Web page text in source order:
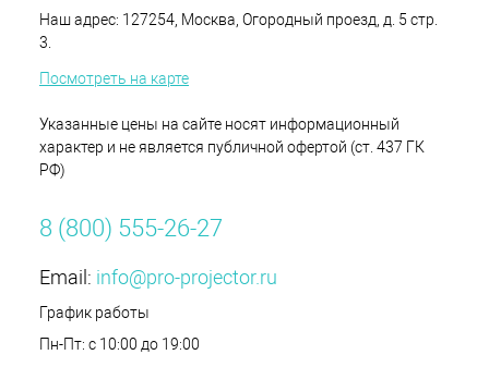
Наш адрес: 127254, Москва, Огородный проезд, д. 5 стр.
3.
Посмотреть на карте
Указанные цены на сайте носят информационный
характер и не является публичной офертой (ст. 437 ГК
РФ)
8 (800) 555-26-27
Email: info@pro-projector.ru
График работы
Пн-Пт: с 10:00 до 19:00